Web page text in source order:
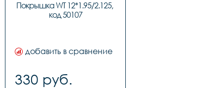
Покрышка WT 12*1.95/2.125,
код 50107
добавить в сравнение
330 руб.